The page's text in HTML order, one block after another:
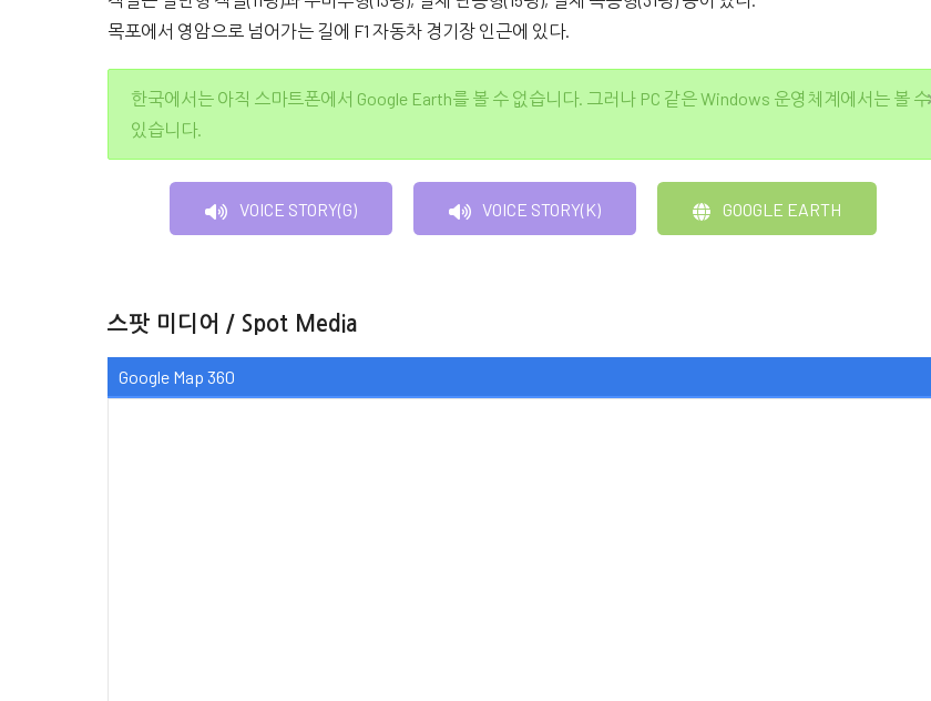
목포에서 영암으로 넘어가는 길에 F1 자동차 경기장 인근에 있다.
한국에서는 아직 스마트폰에서 Google Earth를 볼 수 없습니다. 그러나 PC 같은 Windows 운영체계에서는 볼 수
있습니다.
VOICE STORY(G) VOICE STORY(K) GOOGLE EARTH
스팟 미디어 / Spot Media
Google Map 360